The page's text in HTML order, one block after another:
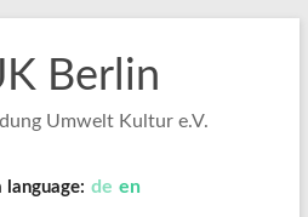
Berlin
Umwelt Kultur e.V.
language: de en